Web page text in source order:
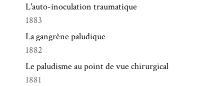
L'auto-inoculation traumatique
1883
La gangrène paludique
1882
Le paludisme au point de vue chirurgical
1881